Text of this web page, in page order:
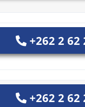
+262 2 62
+262 2 62